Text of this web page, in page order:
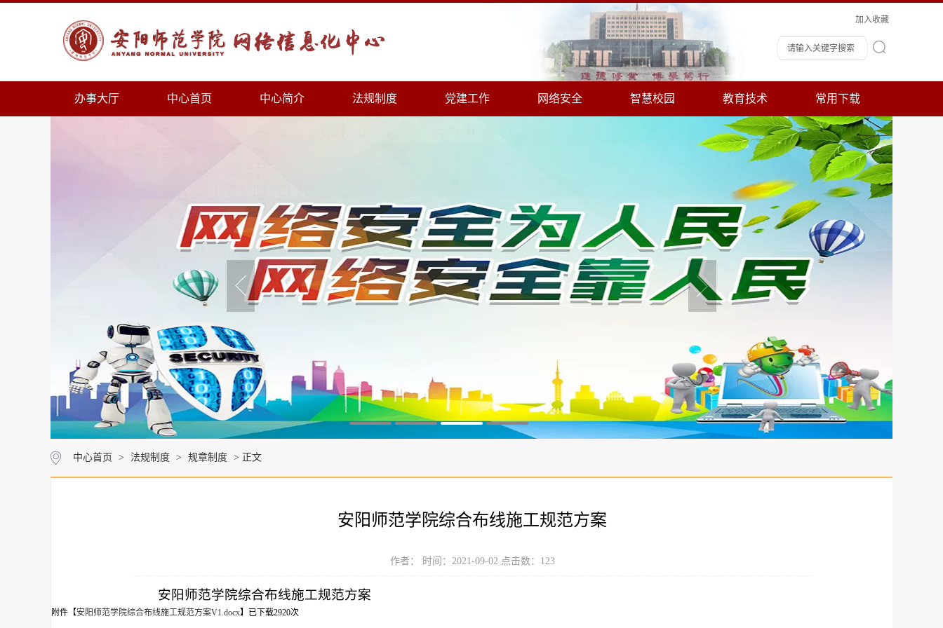
加入收藏
办事大厅 中心首页 中心简介 法规制度 党建工作 网络安全 智慧校园 教育技术 常用下载
中心首页 > 法规制度 > 规章制度 > 正文
安阳师范学院综合布线施工规范方案
作者： 时间：2021-09-02 点击数： 123
安阳师范学院综合布线施工规范方案
附件【安阳师范学院综合布线施工规范方案V1.docx】已下载2920次